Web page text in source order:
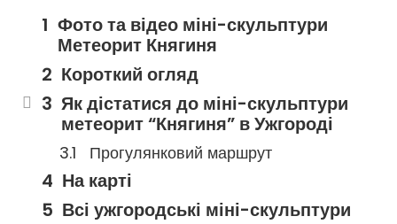
Фото та відео міні-скульптури
Метеорит Княгиня
Короткий огляд
Як дістатися до міні-скульптури
метеорит “Княгиня” в Ужгороді
Прогулянковий маршрут
На карті
Всі ужгородські міні-скульптури